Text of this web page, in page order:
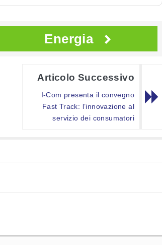
Energia
Articolo Successivo
I-Com presenta il convegno
Fast Track: l’innovazione al
servizio dei consumatori